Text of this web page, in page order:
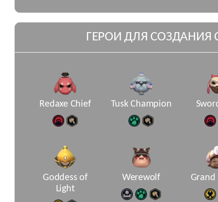
ГЕРОИ ДЛЯ СОЗДАНИЯ
Redaxe Chief Tusk Champion
Goddess of
Light
Werewolf Grand